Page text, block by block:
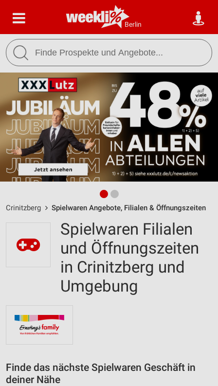
Berlin
Crinitzberg Spielwaren Angebote, Filialen & Öffnungszeiten
Spielwaren Filialen
und Öffnungszeiten
in Crinitzberg und
Umgebung
Finde das nächste Spielwaren Geschäft in
deiner Nähe